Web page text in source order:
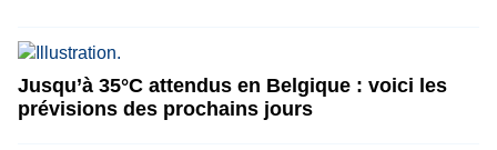
Jusqu’à 35°C attendus en Belgique : voici les
prévisions des prochains jours